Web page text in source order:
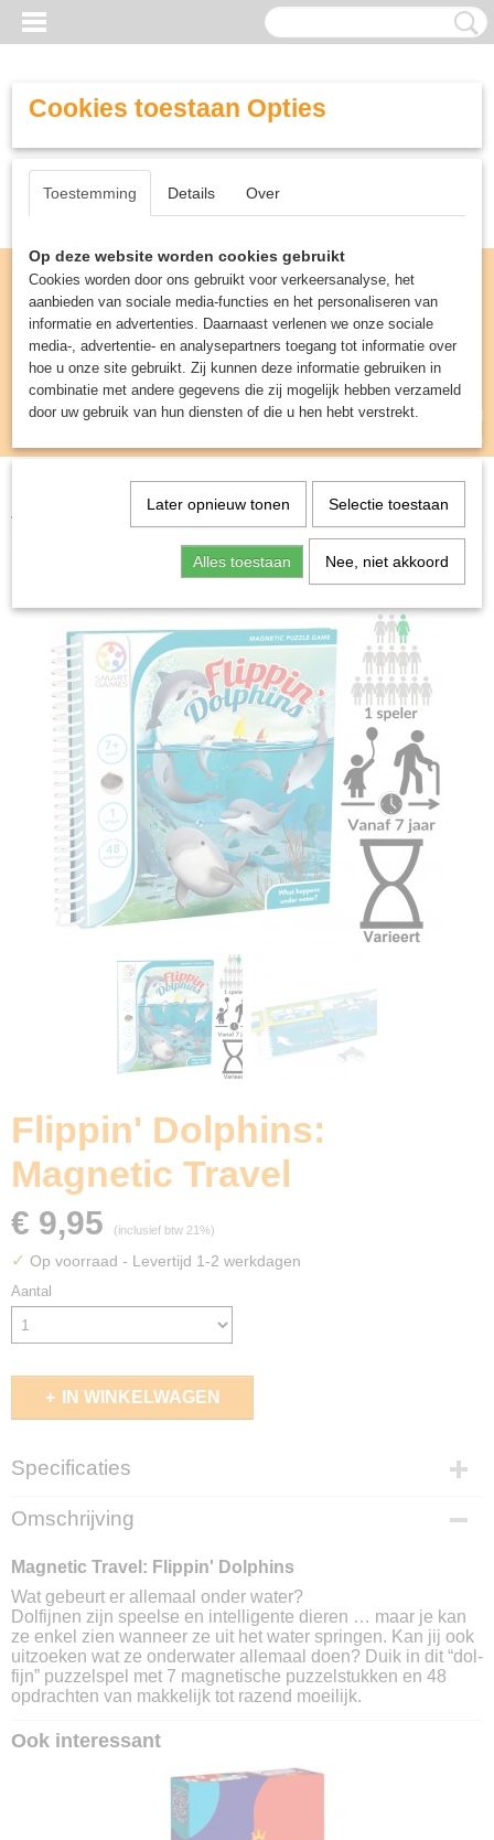
Inloggen Registreren
UW WINKELWAGEN
(0)
Spellen & Puzzels> Flippin' Dolphins: Magnetic
Travel
Flippin' Dolphins:
Magnetic Travel
€ 9,95 (inclusief btw 21%)
✓ Op voorraad - Levertijd 1-2 werkdagen
Aantal
IN WINKELWAGEN
Specificaties
EAN code
5414301523307
Omschrijving
Magnetic Travel: Flippin' Dolphins
Wat gebeurt er allemaal onder water?
Dolfijnen zijn speelse en intelligente dieren … maar je kan
ze enkel zien wanneer ze uit het water springen. Kan jij ook
uitzoeken wat ze onderwater allemaal doen? Duik in dit “dol-
fijn” puzzelspel met 7 magnetische puzzelstukken en 48
opdrachten van makkelijk tot razend moeilijk.
Ook interessant
Cookies toestaan Opties
Toestemming Details Over
Op deze website worden cookies gebruikt
Cookies worden door ons gebruikt voor verkeersanalyse, het
aanbieden van sociale media-functies en het personaliseren van
informatie en advertenties. Daarnaast verlenen we onze sociale
media-, advertentie- en analysepartners toegang tot informatie over
hoe u onze site gebruikt. Zij kunnen deze informatie gebruiken in
combinatie met andere gegevens die zij mogelijk hebben verzameld
door uw gebruik van hun diensten of die u hen hebt verstrekt.
Later opnieuw tonen Selectie toestaan
Alles toestaan Nee, niet akkoord